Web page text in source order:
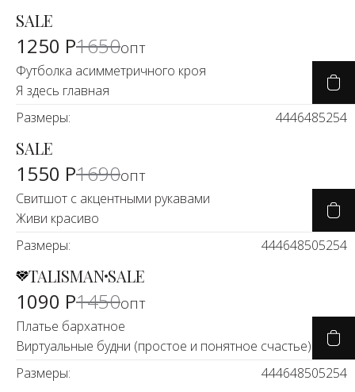
-25%
SALE
1250 Р1650опт
Футболка асимметричного кроя
Я здесь главная
Размеры:
4446485254
-7%
SALE
1550 Р1690опт
Свитшот с акцентными рукавами
Живи красиво
Размеры:
444648505254
-23%
TALISMANSALE
1090 Р1450опт
Платье бархатное
Виртуальные будни (простое и понятное счастье)
Размеры:
444648505254